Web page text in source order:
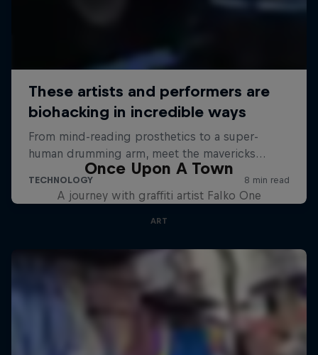
Once Upon A Town
A journey with graffiti artist Falko One
ART